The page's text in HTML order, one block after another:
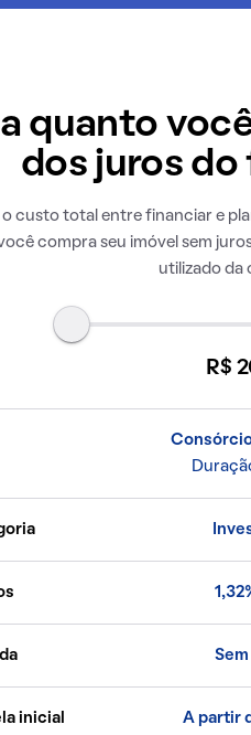
quanto
dos juros
custo total entre financiar e
compra seu imóvel sem
utilizado da
R$
inicial A partir